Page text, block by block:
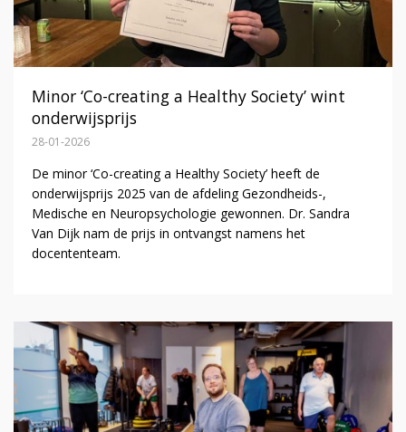
Minor ‘Co-creating a Healthy Society’ wint
onderwijsprijs
28-01-2026
De minor ‘Co-creating a Healthy Society’ heeft de
onderwijsprijs 2025 van de afdeling Gezondheids-,
Medische en Neuropsychologie gewonnen. Dr. Sandra
Van Dijk nam de prijs in ontvangst namens het
docententeam.